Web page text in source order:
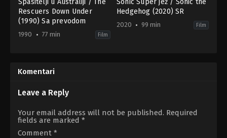
Rescuers Down Under
(1990) Sa prevodom
1990 77 min Film
11-
16
Butoy, Mike
Hedgehog (2020) SR
2020 99 min Film
Komentari
Leave a Reply
Your email address will not be published. Required
fields are marked *
Comment *